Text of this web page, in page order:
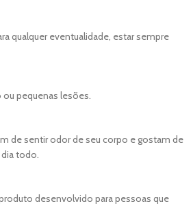
qualquer eventualidade, estar sempre
pequenas lesões.
de sentir odor de seu corpo e gostam de
todo.
desenvolvido para pessoas que